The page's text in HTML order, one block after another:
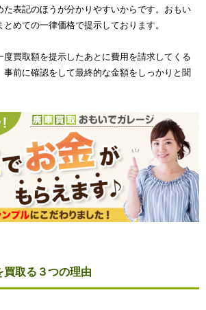
た表記のほうが分かりやすいからです。おもい
めての一律価格で提示しております。
度買取額を提示したあとに費用を請求してくる
事前に確認をして最終的な金額をしっかりと聞
買取る３つの理由